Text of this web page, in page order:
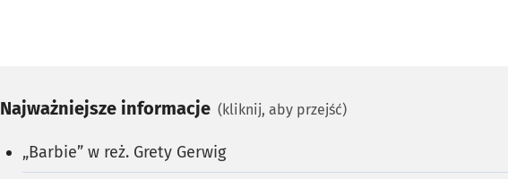
Najważniejsze informacje (kliknij, aby przejść)
„Barbie” w reż. Grety Gerwig